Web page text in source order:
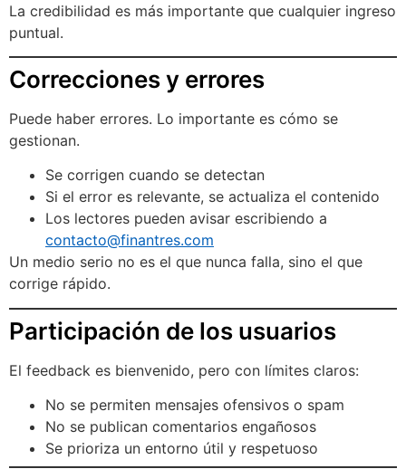
La credibilidad es más importante que cualquier ingreso
puntual.
Correcciones y errores
Puede haber errores. Lo importante es cómo se
gestionan.
Se corrigen cuando se detectan
Si el error es relevante, se actualiza el contenido
Los lectores pueden avisar escribiendo a
contacto@finantres.com
Un medio serio no es el que nunca falla, sino el que
corrige rápido.
Participación de los usuarios
El feedback es bienvenido, pero con límites claros:
No se permiten mensajes ofensivos o spam
No se publican comentarios engañosos
Se prioriza un entorno útil y respetuoso